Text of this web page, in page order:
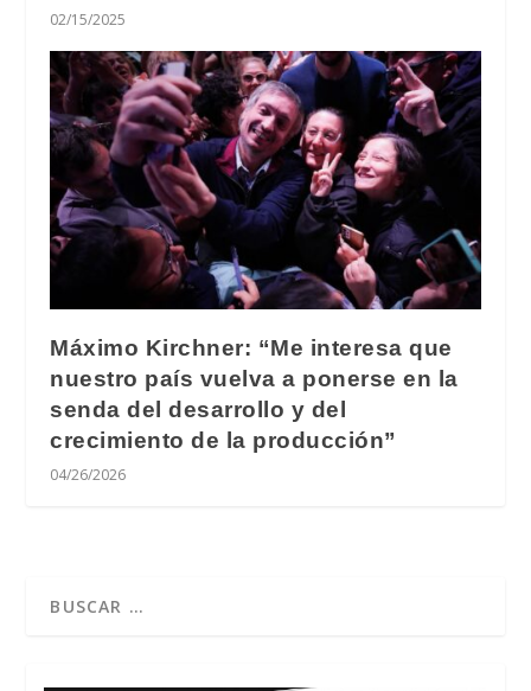
02/15/2025
Máximo Kirchner: “Me interesa que
nuestro país vuelva a ponerse en la
senda del desarrollo y del
crecimiento de la producción”
04/26/2026